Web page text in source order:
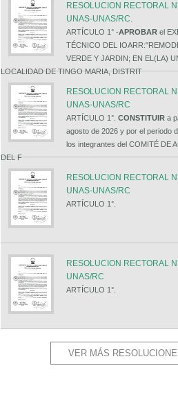
RESOLUCION RECTORAL
UNAS-UNAS/RC.
ARTÍCULO 1° -APROBARel
TÉCNICO DEL
VERDE Y JARDIN; EN EL(LA)
LOCALIDAD DE TINGO MARIA, DISTRIT
RESOLUCION RECTORAL
UNAS-UNAS/RC
ARTÍCULO 1°. CONSTITUIR a
agosto de 2026 y por el periodo
los integrantes del COMITÉ DE
DEL F
RESOLUCION RECTORAL
UNAS-UNAS/RC
ARTÍCULO 1°.
RESOLUCION RECTORAL
UNAS/RC
ARTÍCULO 1°.
VER MÁS